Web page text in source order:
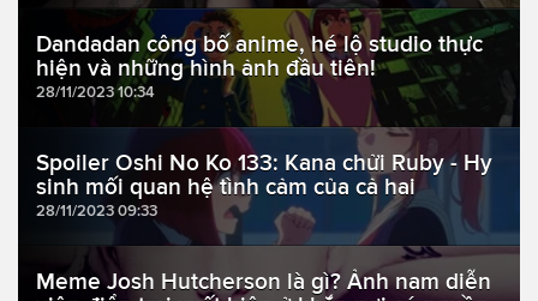
Dandadan công bố anime, hé lộ studio thực
hiện và những hình ảnh đầu tiên!
28/11/2023 10:34
Spoiler Oshi No Ko 133: Kana chửi Ruby - Hy
sinh mối quan hệ tình cảm của cả hai
28/11/2023 09:33
Meme Josh Hutcherson là gì? Ảnh nam diễn